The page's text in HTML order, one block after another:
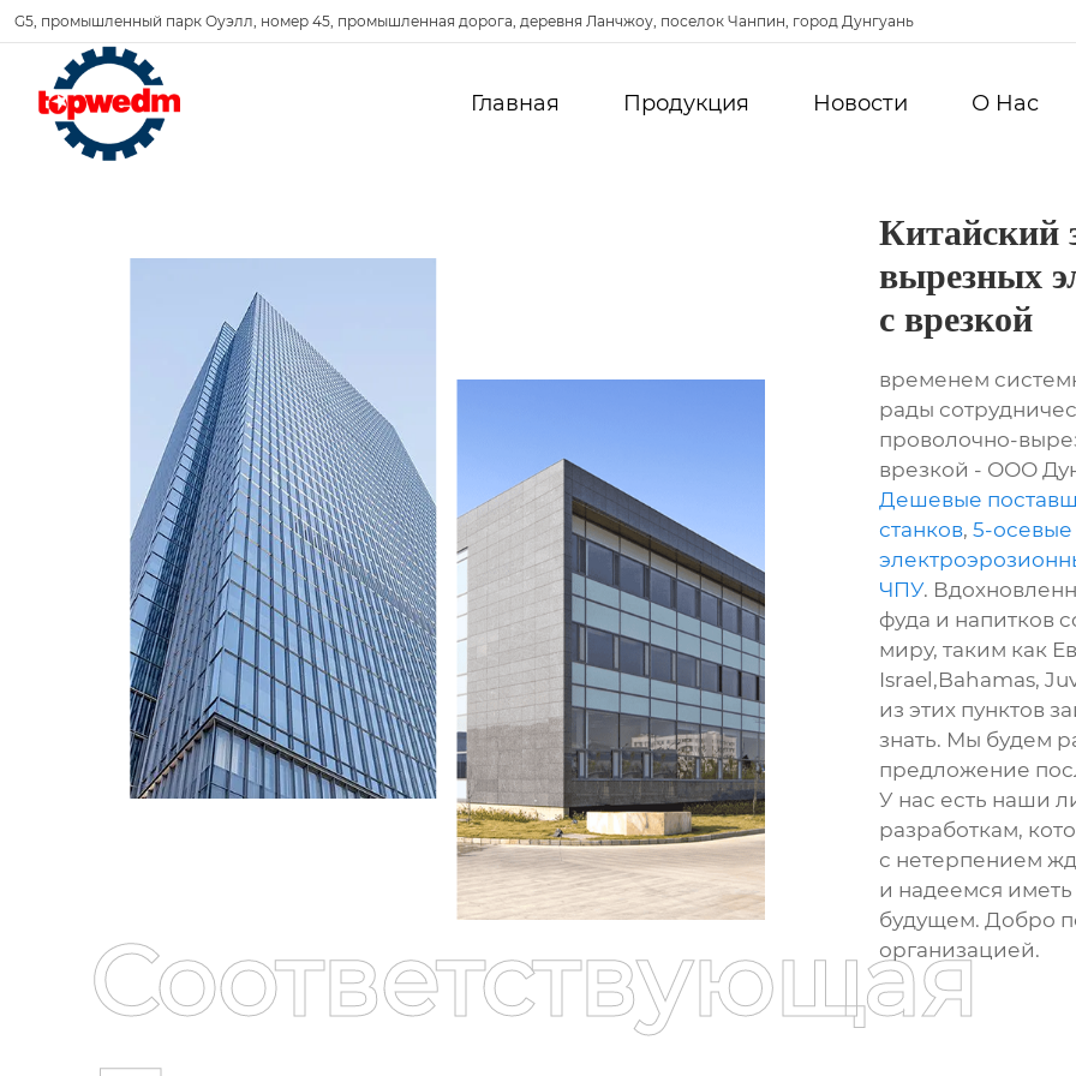
G5, промышленный парк Оуэлл, номер 45, промышленная дорога, деревня Ланчжоу, поселок Чанпин, город Дунгуань
Главная Продукция Новости О Hас
Китайский
вырезных
с врезкой
временем
рады
проволочно-
врезкой - ООО
Дешевые
станков, 5-
ЧПУ.
фуда и напитков
миру, таким как
Israel,Bahamas,
из этих пунктов
знать. Мы будем
предложение
У нас есть наши
разработкам,
с нетерпением
и надеемся иметь
будущем. Добро
организацией.
Соответствующая